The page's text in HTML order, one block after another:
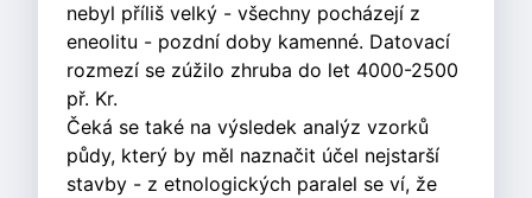
nebyl příliš velký - všechny pocházejí z
eneolitu - pozdní doby kamenné. Datovací
rozmezí se zúžilo zhruba do let 4000-2500
př. Kr.
Čeká se také na výsledek analýz vzorků
půdy, který by měl naznačit účel nejstarší
stavby - z etnologických paralel se ví, že